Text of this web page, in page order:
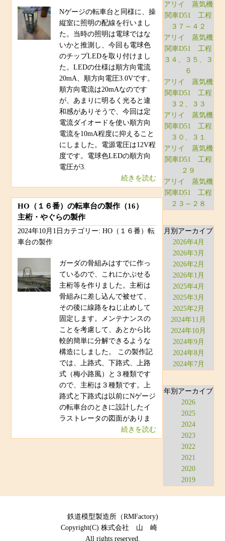
Nゲージの転車台と同様に、操
縦室に照明の配線を行いまし
た。当時の照明は電球ではな
いかと推測し、今回も電球色
のチップLEDを取り付けまし
た。LEDの仕様は順方向電流
20mA、順方向電圧3.0Vです。
順方向電流は20mAなのです
が、あまりに明るく光ると違
和感がありそうで、今回は定
電流ダイオードを使い順方向
電流を10mA程度に抑えること
にしました。電源電圧は12V程
度です。電球色LEDの順方向
電圧が3.
続きを読む
HO（１６番）の転車台の製作（16）
主桁・やぐらの製作
2024年10月1日カテゴリー: HO（１６番）転
車台の製作
ガーダの骨組みはすでに作っ
ているので、これにかぶせる
主桁等を作りました。主桁は
骨組みに差し込んで被せて、
その後に線路をねじ止めして
固定します。メンテナンスの
ことを考慮して、あとから比
較的簡単に分解できるような
構造にしました。 この製作記
では、上路式、下路式、上路
式（梅小路風）と３種類です
ので、主桁は３種類です。上
路式と下路式は以前にNゲージ
の転車台のときに設計したイ
ラストレータの図面がありま
続きを読む
アリイ 蒸気機
関車D51 工程
３７～４２
アリイ 蒸気機
関車D51 工程
３４、３５、３
６
アリイ 蒸気機
関車D51 工程
３２、３３
アリイ 蒸気機
関車D51 工程
３０、３１
アリイ 蒸気機
関車D51 工程
２９
アリイ 蒸気機
関車D51 工程
２３～２８
月別アーカイブ
2026年4月
2026年3月
2026年2月
2026年1月
2025年4月
2025年3月
2025年2月
2024年11月
2024年10月
2024年9月
2024年8月
2024年7月
年別アーカイブ
2026
2025
2024
2023
2022
2021
2020
2019
鉄道模型製造所（RMFactory)
Copyright(C) 株式会社 山 崎
All rights reserved.